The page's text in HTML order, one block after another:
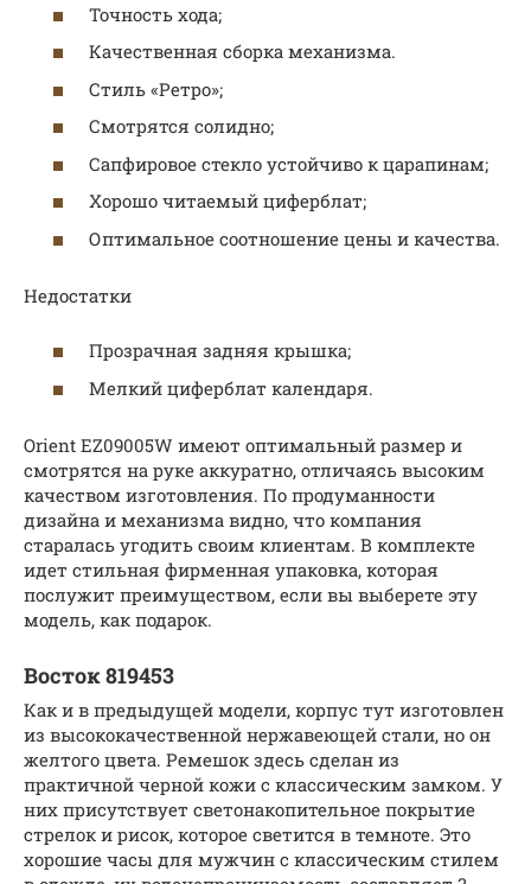
Точность хода;
Качественная сборка механизма.
Стиль «Ретро»;
Смотрятся солидно;
Сапфировое стекло устойчиво к царапинам;
Хорошо читаемый циферблат;
Оптимальное соотношение цены и качества.
Недостатки
Прозрачная задняя крышка;
Мелкий циферблат календаря.
Orient EZ09005W имеют оптимальный размер и
смотрятся на руке аккуратно, отличаясь высоким
качеством изготовления. По продуманности
дизайна и механизма видно, что компания
старалась угодить своим клиентам. В комплекте
идет стильная фирменная упаковка, которая
послужит преимуществом, если вы выберете эту
модель, как подарок.
Восток 819453
Как и в предыдущей модели, корпус тут изготовлен
из высококачественной нержавеющей стали, но он
желтого цвета. Ремешок здесь сделан из
практичной черной кожи с классическим замком. У
них присутствует светонакопительное покрытие
стрелок и рисок, которое светится в темноте. Это
хорошие часы для мужчин с классическим стилем